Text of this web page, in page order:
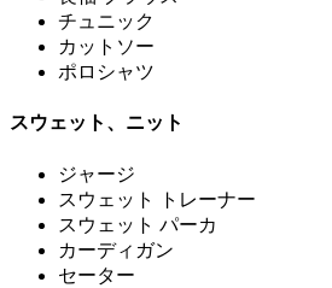
チュニック
カットソー
ポロシャツ
スウェット、ニット
ジャージ
スウェット トレーナー
スウェット パーカ
カーディガン
セーター